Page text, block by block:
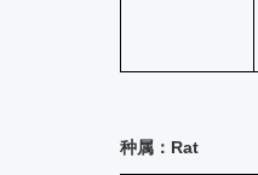
种属：Rat